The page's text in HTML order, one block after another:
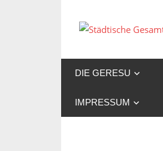
Inhalt
DIE GERESU
IMPRESSUM